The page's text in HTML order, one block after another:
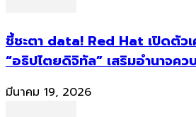
ชี้ชะตา data! Red Hat เปิดตัว
“อธิปไตยดิจิทัล” เสริมอำนาจคว
มีนาคม 19, 2026